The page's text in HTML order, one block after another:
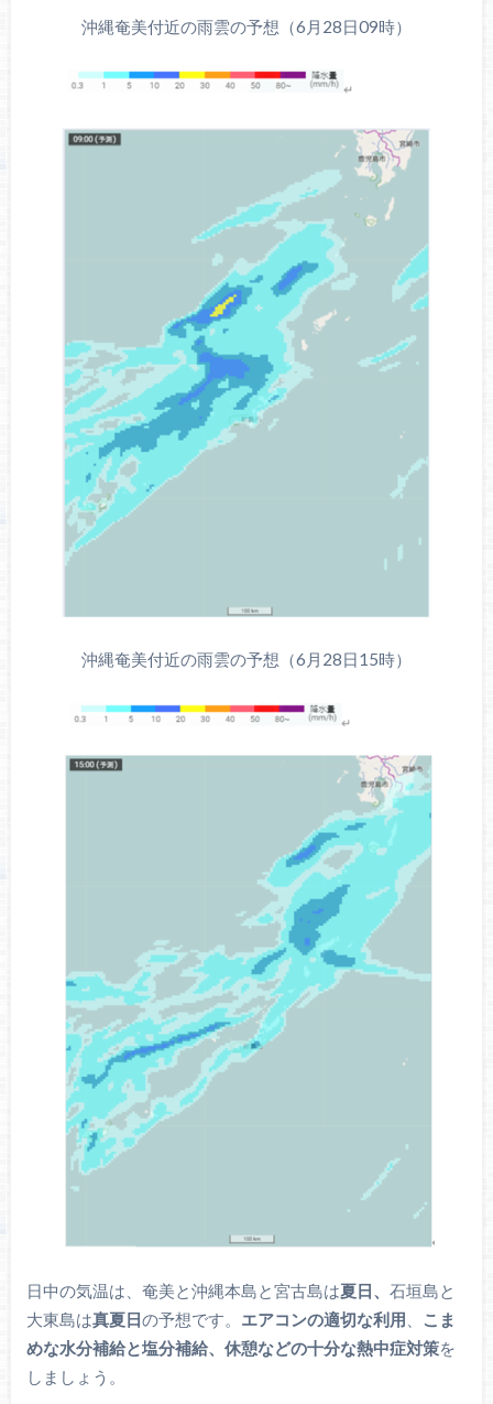
沖縄奄美付近の雨雲の予想（6月28日09時）
沖縄奄美付近の雨雲の予想（6月28日15時）
日中の気温は、奄美と沖縄本島と宮古島は夏日、 石垣島と
大東島は真夏日の予想です。 エアコンの適切な利用
こま
めな水分補給と塩分補給、休憩などの十分な熱中症対策を
しましょう。